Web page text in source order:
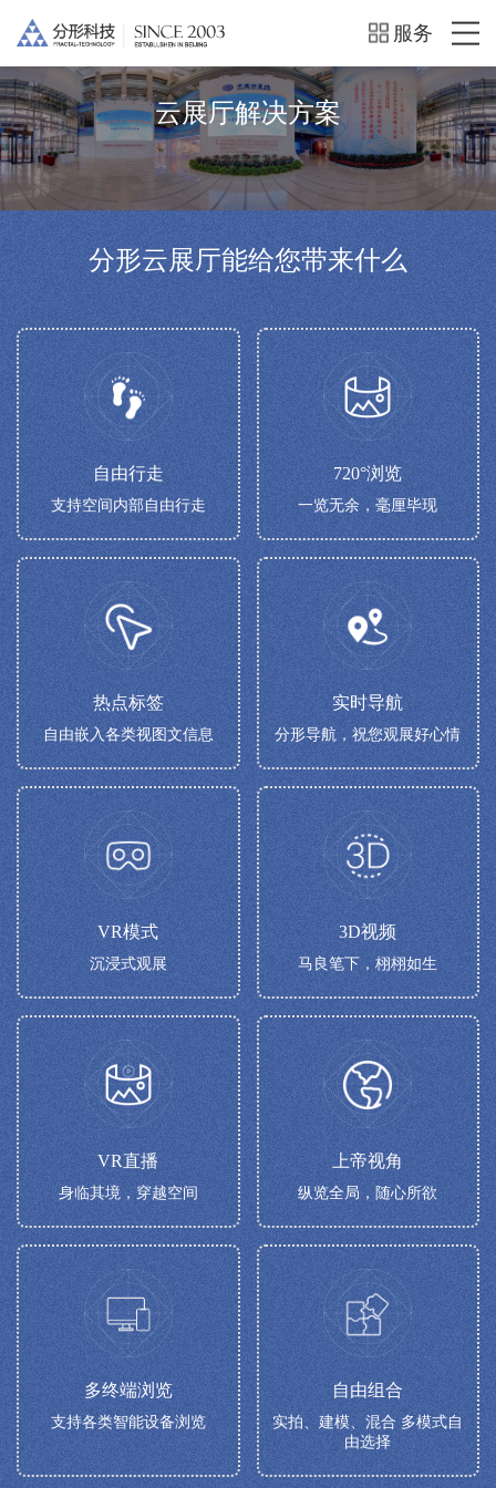
服务
云展厅解决方案
分形云展厅能给您带来什么
自由行走
支持空间内部自由行走
720°浏览
一览无余，毫厘毕现
热点标签
自由嵌入各类视图文信息
实时导航
分形导航，祝您观展好心情
VR模式
沉浸式观展
3D视频
马良笔下，栩栩如生
VR直播
身临其境，穿越空间
上帝视角
纵览全局，随心所欲
多终端浏览
支持各类智能设备浏览
自由组合
实拍、建模、混合 多模式自
由选择